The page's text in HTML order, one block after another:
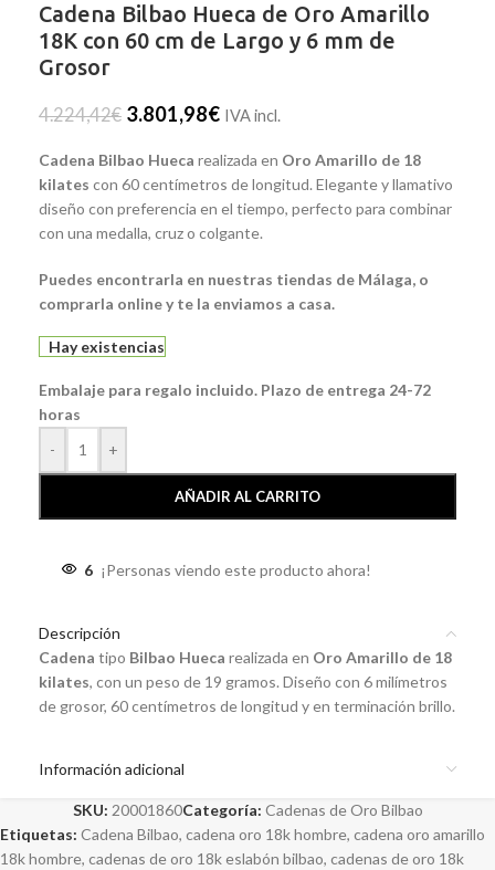
Cadena Bilbao Hueca de Oro Amarillo
18K con 60 cm de Largo y 6 mm de
Grosor
4.224,42€ 3.801,98€ IVA incl.
Cadena Bilbao Hueca realizada en Oro Amarillo de 18
kilates con 60 centímetros de longitud. Elegante y llamativo
diseño con preferencia en el tiempo, perfecto para combinar
con una medalla, cruz o colgante.
Puedes encontrarla en nuestras tiendas de Málaga, o
comprarla online y te la enviamos a casa.
Hay existencias
Embalaje para regalo incluido. Plazo de entrega 24-72
horas
-
+
AÑADIR AL CARRITO
6 ¡Personas viendo este producto ahora!
Descripción
Cadena tipo Bilbao Hueca realizada en Oro Amarillo de 18
kilates, con un peso de 19 gramos. Diseño con 6 milímetros
de grosor, 60 centímetros de longitud y en terminación brillo.
Información adicional
SKU: 20001860Categoría: Cadenas de Oro Bilbao
Etiquetas: Cadena Bilbao, cadena oro 18k hombre, cadena oro amarillo
18k hombre, cadenas de oro 18k eslabón bilbao, cadenas de oro 18k